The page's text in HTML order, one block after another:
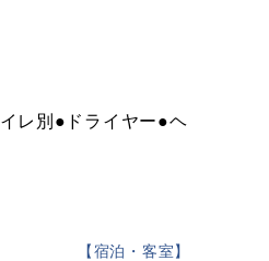
レ別●ドライヤー●ヘ
【宿泊・客室】